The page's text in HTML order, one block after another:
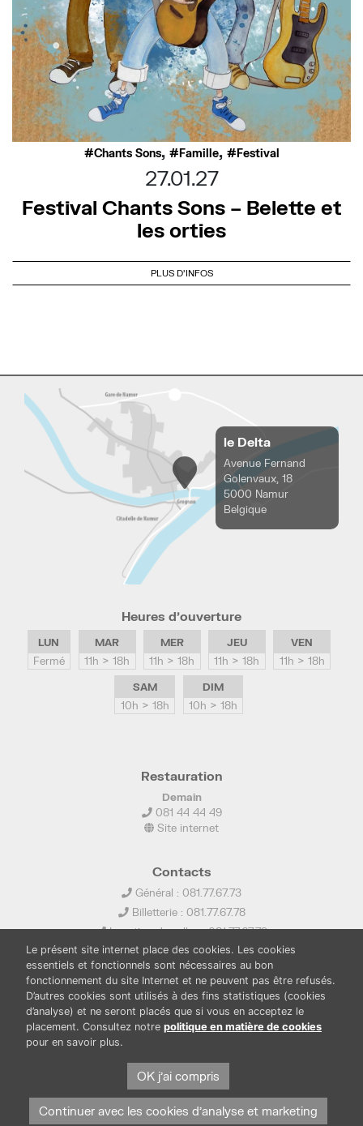
Chants Sons, Famille, Festival
27.01.27
Festival Chants Sons – Belette et
les orties
PLUS D'INFOS
le Delta
Avenue Fernand
Golenvaux, 18
5000 Namur
Belgique
Heures d’ouverture
LUN
Fermé
MAR
11h > 18h
MER
11h > 18h
JEU
11h > 18h
VEN
11h > 18h
SAM
10h > 18h
DIM
10h > 18h
Restauration
Demain
081 44 44 49
Site internet
Contacts
Général : 081.77.67.73
Billetterie : 081.77.67.78
Location de salles : 081.77.67.79
info@ledelta.be
BOUTIQUE
Le présent site internet place des cookies. Les cookies
essentiels et fonctionnels sont nécessaires au bon
fonctionnement du site Internet et ne peuvent pas être refusés.
D’autres cookies sont utilisés à des fins statistiques (cookies
d’analyse) et ne seront placés que si vous en acceptez le
placement. Consultez notre politique en matière de cookies
pour en savoir plus.
OK j'ai compris
Continuer avec les cookies d'analyse et marketing